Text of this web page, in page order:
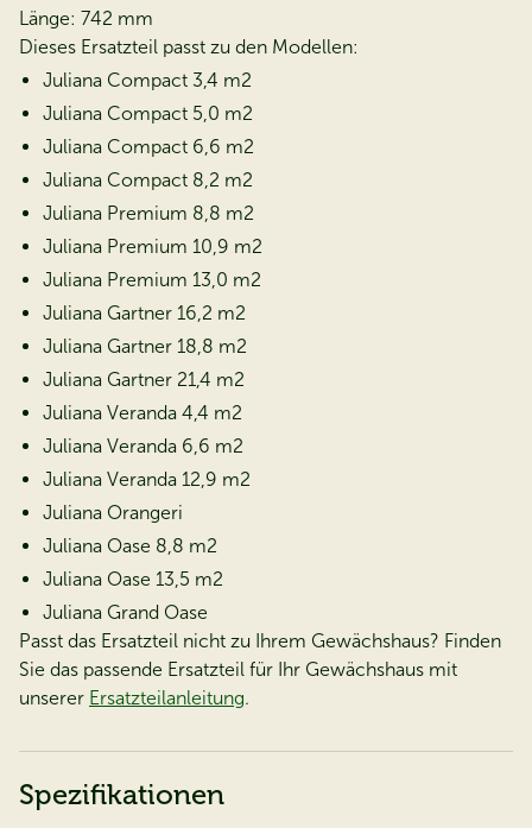
Länge: 742 mm
Dieses Ersatzteil passt zu den Modellen:
Juliana Compact 3,4 m2
Juliana Compact 5,0 m2
Juliana Compact 6,6 m2
Juliana Compact 8,2 m2
Juliana Premium 8,8 m2
Juliana Premium 10,9 m2
Juliana Premium 13,0 m2
Juliana Gartner 16,2 m2
Juliana Gartner 18,8 m2
Juliana Gartner 21,4 m2
Juliana Veranda 4,4 m2
Juliana Veranda 6,6 m2
Juliana Veranda 12,9 m2
Juliana Orangeri
Juliana Oase 8,8 m2
Juliana Oase 13,5 m2
Juliana Grand Oase
Passt das Ersatzteil nicht zu Ihrem Gewächshaus? Finden
Sie das passende Ersatzteil für Ihr Gewächshaus mit
unserer Ersatzteilanleitung.
Spezifikationen